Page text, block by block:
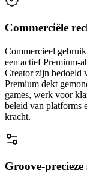
Commerciële
Commercieel
een actief Premium-
Creator zijn bedoeld
Premium dekt
games, werk voor
beleid van platforms
kracht.
Groove-